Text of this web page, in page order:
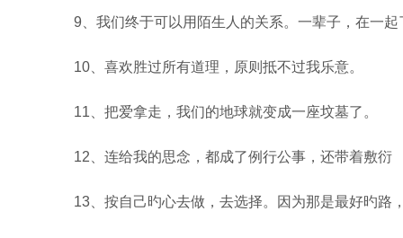
9、我们终于可以用陌生人的关系。一辈子，在一起
10、喜欢胜过所有道理，原则抵不过我乐意。
11、把爱拿走，我们的地球就变成一座坟墓了。
12、连给我的思念，都成了例行公事，还带着敷衍
13、按自己旳心去做，去选择。因为那是最好旳路